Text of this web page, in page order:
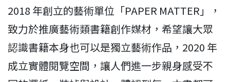
2018 年創立的藝術單位「PAPER MATTER」，
致力於推廣藝術類書籍創作媒材，希望讓大眾
認識書籍本身也可以是獨立藝術作品，2020 年
成立實體閱覽空間，讓人們進一步親身感受不